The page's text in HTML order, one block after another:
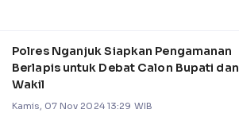
Polres Nganjuk Siapkan Pengamanan
Berlapis untuk Debat Calon Bupati dan
Wakil
Kamis, 07 Nov 2024 13:29 WIB